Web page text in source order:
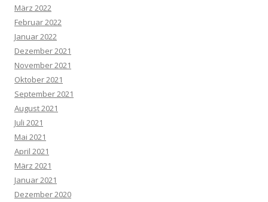
März 2022
Februar 2022
Januar 2022
Dezember 2021
November 2021
Oktober 2021
September 2021
August 2021
Juli 2021
Mai 2021
April 2021
März 2021
Januar 2021
Dezember 2020